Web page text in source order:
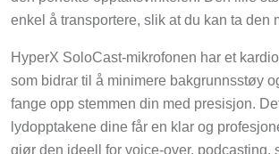
enkel å transportere, slik at du kan ta den
HyperX SoloCast-mikrofonen har et
som bidrar til å minimere bakgrunnsstøy
fange opp stemmen din med presisjon.
lydopptakene dine får en klar og
gjør den ideell for voice-over, podcasting,